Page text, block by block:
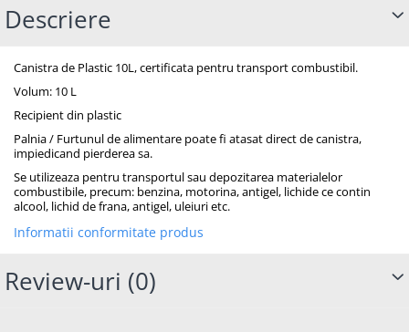
Descriere
Canistra de Plastic 10L, certificata pentru transport combustibil.
Volum: 10 L
Recipient din plastic
Palnia / Furtunul de alimentare poate fi atasat direct de canistra,
impiedicand pierderea sa.
Se utilizeaza pentru transportul sau depozitarea materialelor
combustibile, precum: benzina, motorina, antigel, lichide ce contin
alcool, lichid de frana, antigel, uleiuri etc.
Informatii conformitate produs
Review-uri (0)